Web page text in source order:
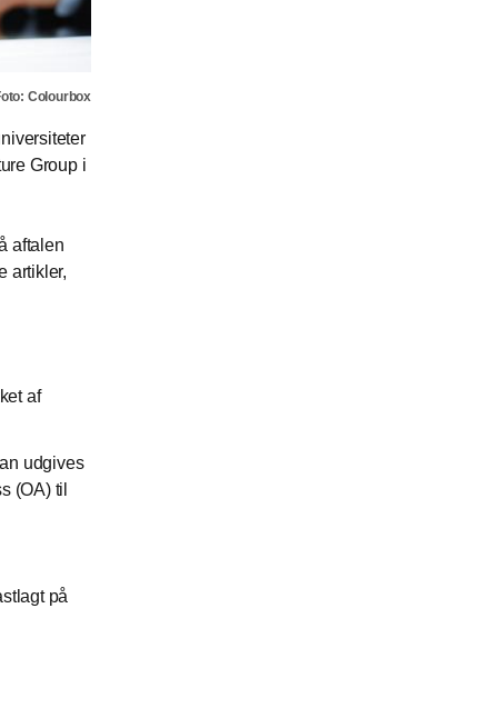
Colourbox
Group i
aftalen
artikler,
af
udgives
(OA) til
på